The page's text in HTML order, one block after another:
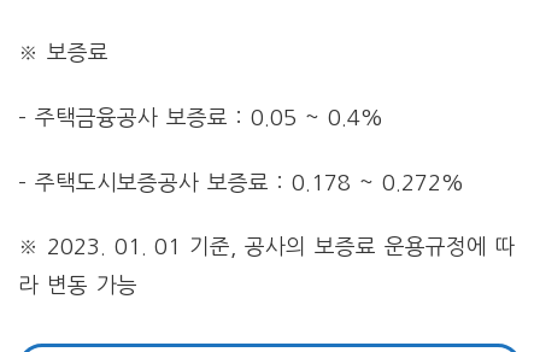
※ 보증료
– 주택금융공사 보증료 : 0.05 ~ 0.4%
– 주택도시보증공사 보증료 : 0.178 ~ 0.272%
※ 2023. 01. 01 기준, 공사의 보증료 운용규정에 따
라 변동 가능